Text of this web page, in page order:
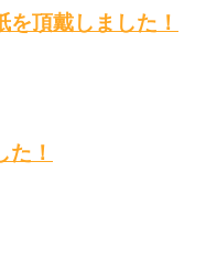
頂戴しました！
！